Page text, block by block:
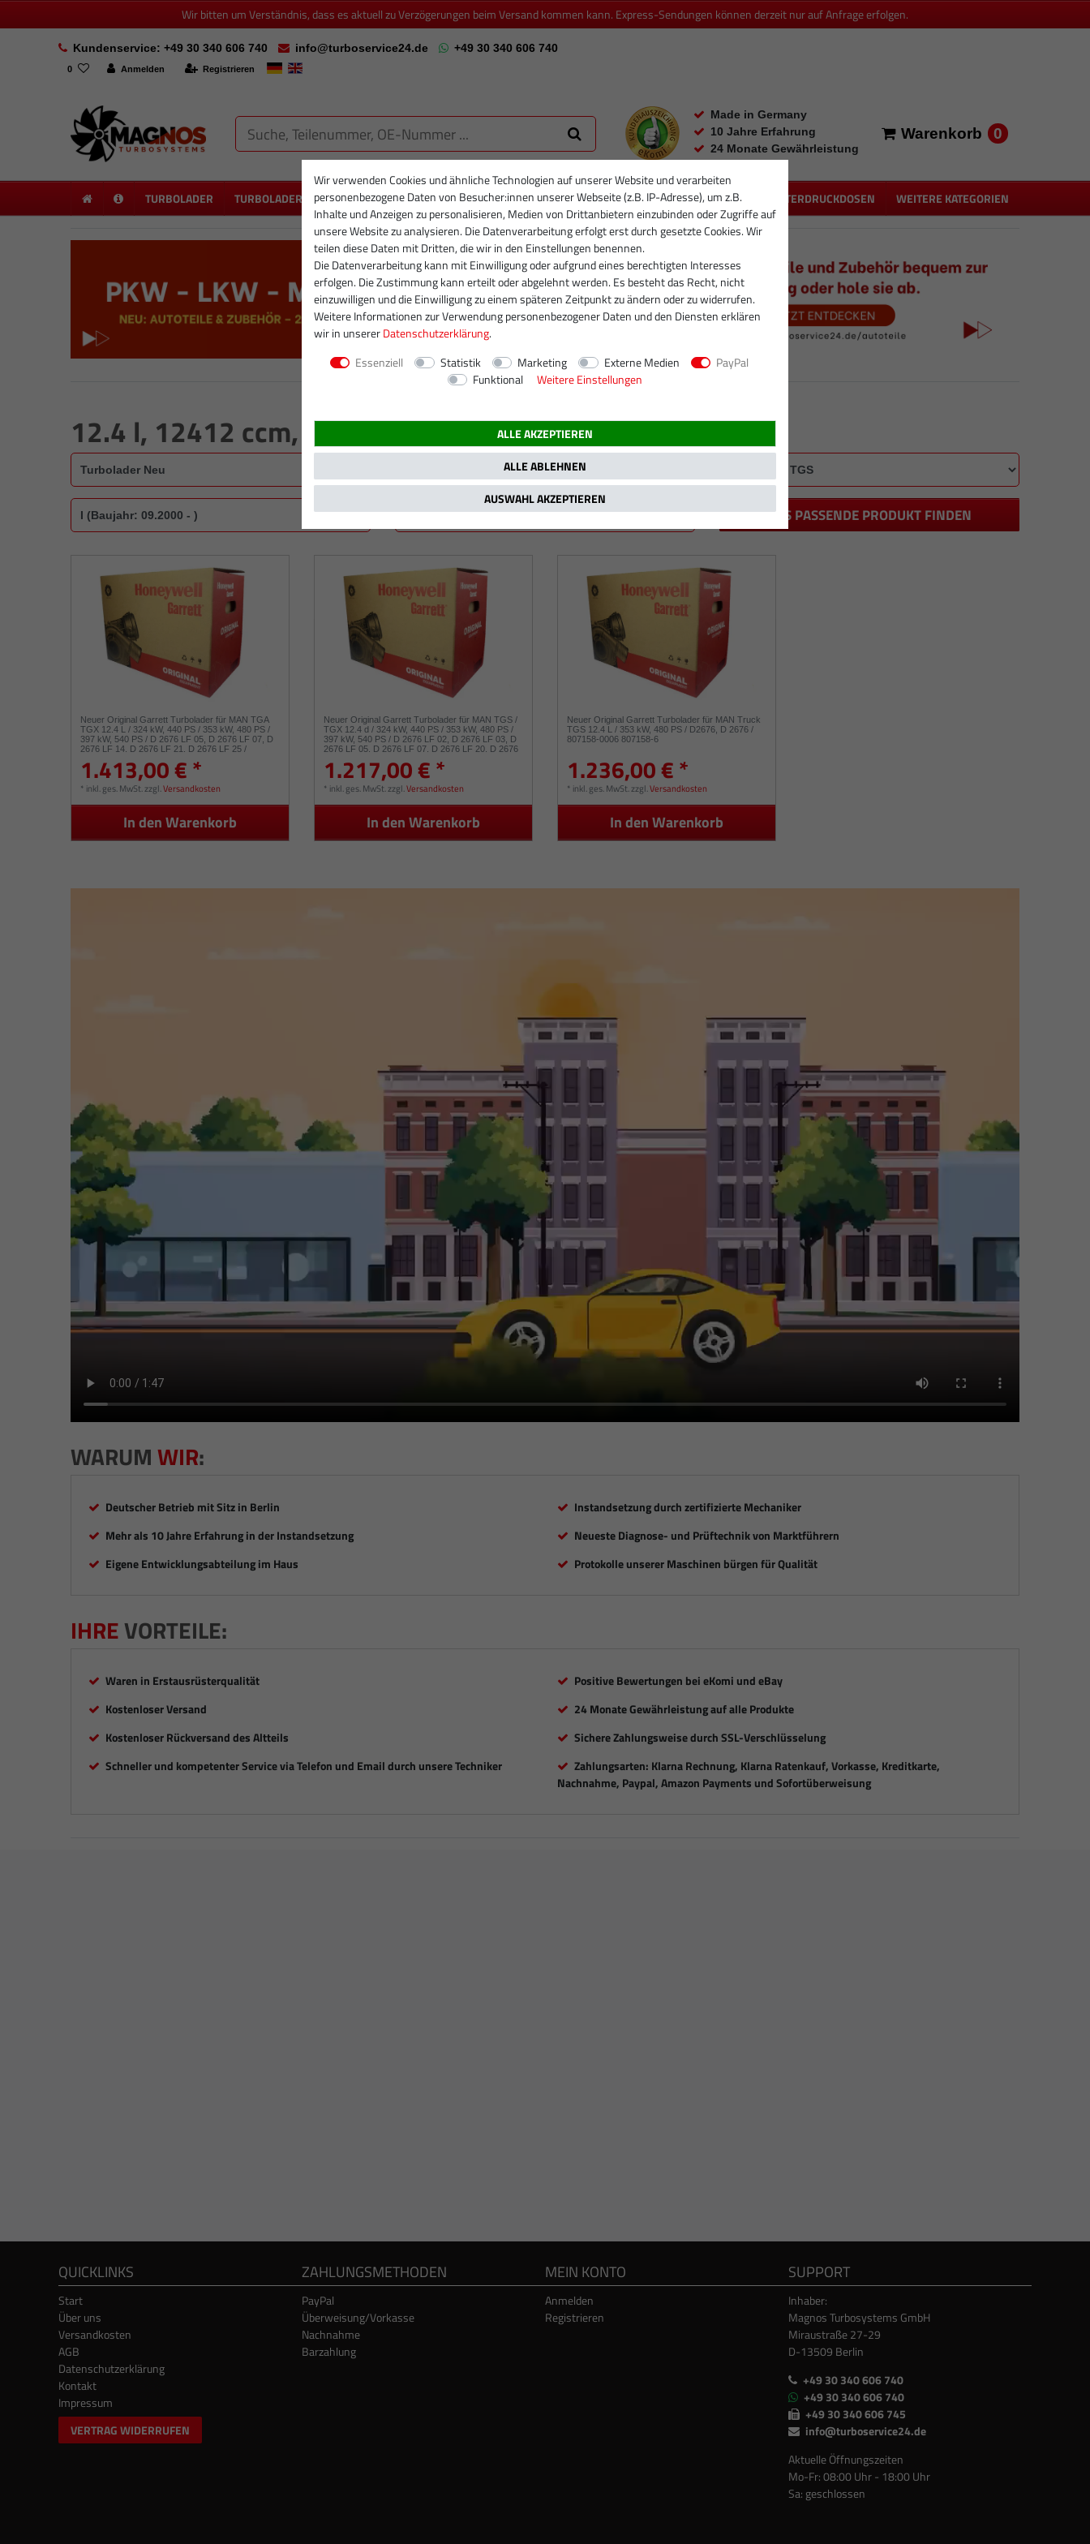
Wir bitten um Verständnis, dass es aktuell zu Verzögerungen beim Versand kommen kann. Express-Sendungen können derzeit nur auf Anfrage erfolgen.
Kundenservice: +49 30 340 606 740 info@turboservice24.de +49 30 340 606 740
0 Anmelden Registrieren
Made in Germany
10 Jahre Erfahrung
24 Monate Gewährleistung
Warenkorb 0
TURBOLADER TURBOLADER NEU PARTIKELFILTER PARTIKELFILTER NEU INJEKTOREN RUMPFGRUPPEN UNTERDRUCKDOSEN WEITERE KATEGORIEN
12.4 l, 12412 ccm, 353 kW / 480 PS
DAS PASSENDE PRODUKT FINDEN
Neuer Original Garrett Turbolader für MAN TGA
TGX 12.4 L / 324 kW, 440 PS / 353 kW, 480 PS /
397 kW, 540 PS / D 2676 LF 05, D 2676 LF 07, D
2676 LF 14, D 2676 LF 21, D 2676 LF 25 /
1.413,00 € *
* inkl. ges. MwSt.zzgl.Versandkosten
In den Warenkorb
Neuer Original Garrett Turbolader für MAN TGS /
TGX 12.4 d / 324 kW, 440 PS / 353 kW, 480 PS /
397 kW, 540 PS / D 2676 LF 02, D 2676 LF 03, D
2676 LF 05, D 2676 LF 07, D 2676 LF 20, D 2676
1.217,00 € *
* inkl. ges. MwSt.zzgl.Versandkosten
In den Warenkorb
Neuer Original Garrett Turbolader für MAN Truck
TGS 12.4 L / 353 kW, 480 PS / D2676, D 2676 /
807158-0006 807158-6
1.236,00 € *
* inkl. ges. MwSt.zzgl.Versandkosten
In den Warenkorb
WARUMWIR:
Deutscher Betrieb mit Sitz in Berlin
Mehr als 10 Jahre Erfahrung in der Instandsetzung
Eigene Entwicklungsabteilung im Haus
Instandsetzung durch zertifizierte Mechaniker
Neueste Diagnose- und Prüftechnik von Marktführern
Protokolle unserer Maschinen bürgen für Qualität
IHREVORTEILE:
Waren in Erstausrüsterqualität
Kostenloser Versand
Kostenloser Rückversand des Altteils
Schneller und kompetenter Service via Telefon und Email durch unsere Techniker
Positive Bewertungen bei eKomi und eBay
24 Monate Gewährleistung auf alle Produkte
Sichere Zahlungsweise durch SSL-Verschlüsselung
Zahlungsarten: Klarna Rechnung, Klarna Ratenkauf, Vorkasse, Kreditkarte,
Nachnahme, Paypal, Amazon Payments und Sofortüberweisung
QUICKLINKS
Start
Über uns
Versandkosten
AGB
Datenschutzerklärung
Kontakt
Impressum
VERTRAG WIDERRUFEN
ZAHLUNGSMETHODEN
PayPal
Überweisung/Vorkasse
Nachnahme
Barzahlung
MEIN KONTO
Anmelden
Registrieren
SUPPORT
Inhaber:
Magnos Turbosystems GmbH
Miraustraße 27-29
D-13509 Berlin
+49 30 340 606 740
+49 30 340 606 740
+49 30 340 606 745
info@turboservice24.de
Aktuelle Öffnungszeiten
Mo-Fr: 08:00 Uhr - 18:00 Uhr
Sa: geschlossen
Wir verwenden Cookies und ähnliche Technologien auf unserer Website und verarbeiten
personenbezogene Daten von Besucher:innen unserer Webseite (z.B. IP-Adresse), um z.B.
Inhalte und Anzeigen zu personalisieren, Medien von Drittanbietern einzubinden oder Zugriffe auf
unsere Website zu analysieren. Die Datenverarbeitung erfolgt erst durch gesetzte Cookies. Wir
teilen diese Daten mit Dritten, die wir in den Einstellungen benennen.
Die Datenverarbeitung kann mit Einwilligung oder aufgrund eines berechtigten Interesses
erfolgen. Die Zustimmung kann erteilt oder abgelehnt werden. Es besteht das Recht, nicht
einzuwilligen und die Einwilligung zu einem späteren Zeitpunkt zu ändern oder zu widerrufen.
Weitere Informationen zur Verwendung personenbezogener Daten und den Diensten erklären
wir in unsererDaten­schutz­erklärung.
Essenziell
Statistik Marketing Externe Medien
PayPal
Funktional
Weitere Einstellungen
ALLE AKZEPTIEREN
ALLE ABLEHNEN
AUSWAHL AKZEPTIEREN